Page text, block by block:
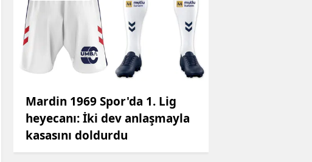
Mardin 1969 Spor'da 1. Lig
heyecanı: İki dev anlaşmayla
kasasını doldurdu